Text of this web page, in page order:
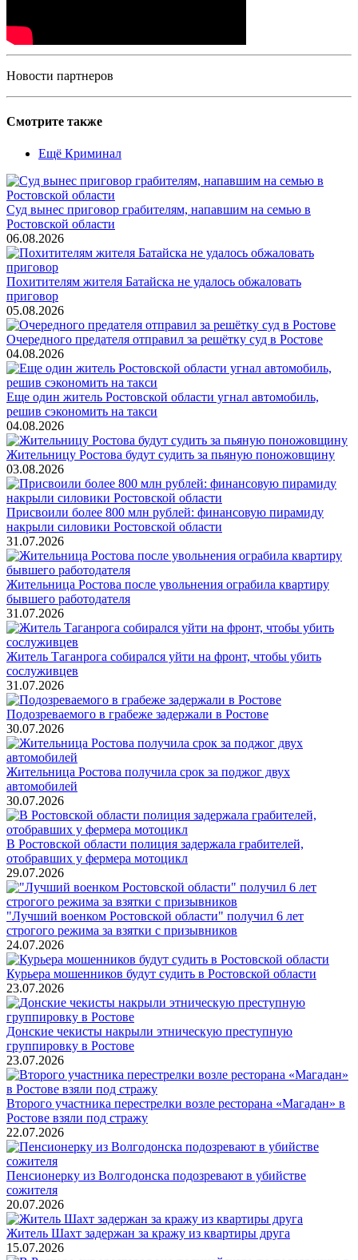
Новости партнеров
Смотрите также
Ещё Криминал
Суд вынес приговор грабителям, напавшим на семью в
Ростовской области
06.08.2026
Похитителям жителя Батайска не удалось обжаловать
приговор
05.08.2026
Очередного предателя отправил за решётку суд в Ростове
04.08.2026
Еще один житель Ростовской области угнал автомобиль,
решив сэкономить на такси
04.08.2026
Жительницу Ростова будут судить за пьяную поножовщину
03.08.2026
Присвоили более 800 млн рублей: финансовую пирамиду
накрыли силовики Ростовской области
31.07.2026
Жительница Ростова после увольнения ограбила квартиру
бывшего работодателя
31.07.2026
Житель Таганрога собирался уйти на фронт, чтобы убить
сослуживцев
31.07.2026
Подозреваемого в грабеже задержали в Ростове
30.07.2026
Жительница Ростова получила срок за поджог двух
автомобилей
30.07.2026
В Ростовской области полиция задержала грабителей,
отобравших у фермера мотоцикл
29.07.2026
"Лучший военком Ростовской области" получил 6 лет
строгого режима за взятки с призывников
24.07.2026
Курьера мошенников будут судить в Ростовской области
23.07.2026
Донские чекисты накрыли этническую преступную
группировку в Ростове
23.07.2026
Второго участника перестрелки возле ресторана «Магадан» в
Ростове взяли под стражу
22.07.2026
Пенсионерку из Волгодонска подозревают в убийстве
сожителя
20.07.2026
Житель Шахт задержан за кражу из квартиры друга
15.07.2026